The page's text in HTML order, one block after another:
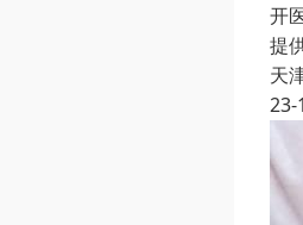
开
提
天
23-